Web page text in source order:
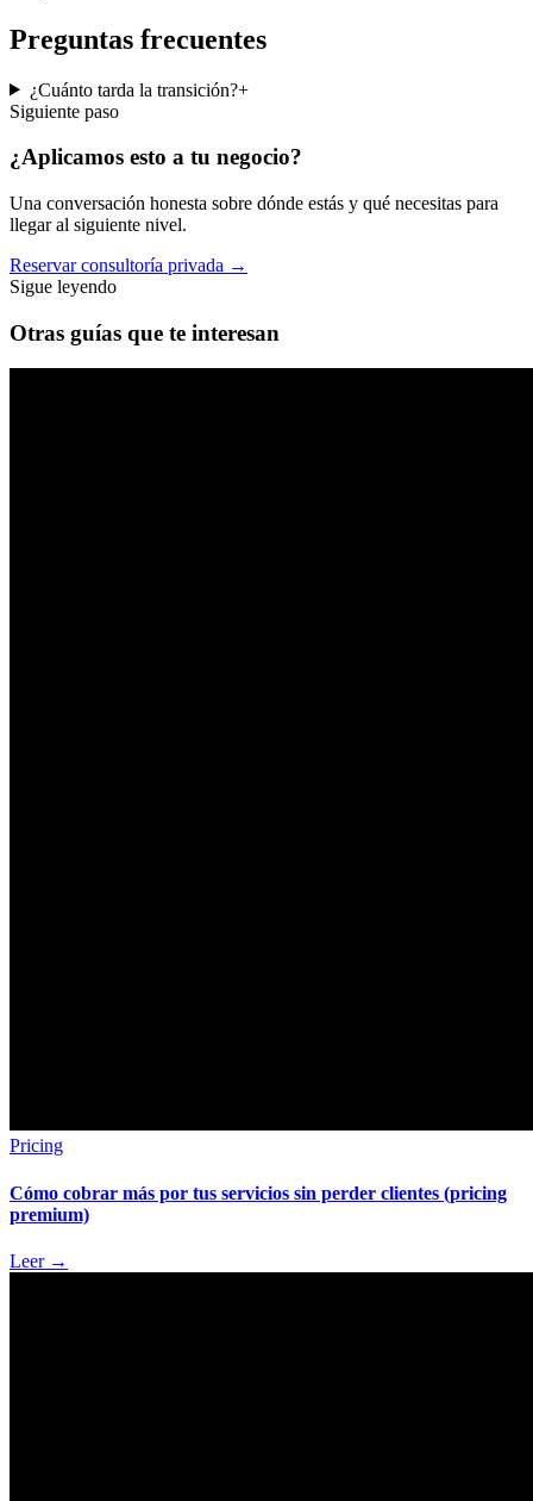
Preguntas frecuentes
¿Cuánto tarda la transición?+
Siguiente paso
¿Aplicamos esto a tu negocio?
Una conversación honesta sobre dónde estás y qué necesitas para
llegar al siguiente nivel.
Reservar consultoría privada →
Sigue leyendo
Otras guías que te interesan
Pricing
Cómo cobrar más por tus servicios sin perder clientes (pricing
premium)
Leer →